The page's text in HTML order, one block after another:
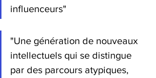
influenceurs"
"Une génération de nouveaux
intellectuels qui se distingue
par des parcours atypiques,